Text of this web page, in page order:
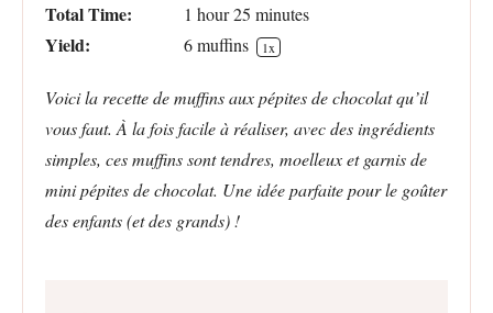
Total Time: 1 hour 25 minutes
Yield: 6muffins 1x
Voici la recette de muffins aux pépites de chocolat qu’il
vous faut. À la fois facile à réaliser, avec des ingrédients
simples, ces muffins sont tendres, moelleux et garnis de
mini pépites de chocolat. Une idée parfaite pour le goûter
des enfants (et des grands) !